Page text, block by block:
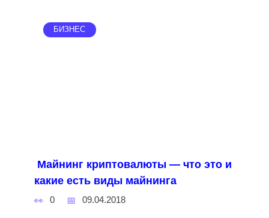
БИЗНЕС
Майнинг криптовалюты — что это и
какие есть виды майнинга
0 09.04.2018